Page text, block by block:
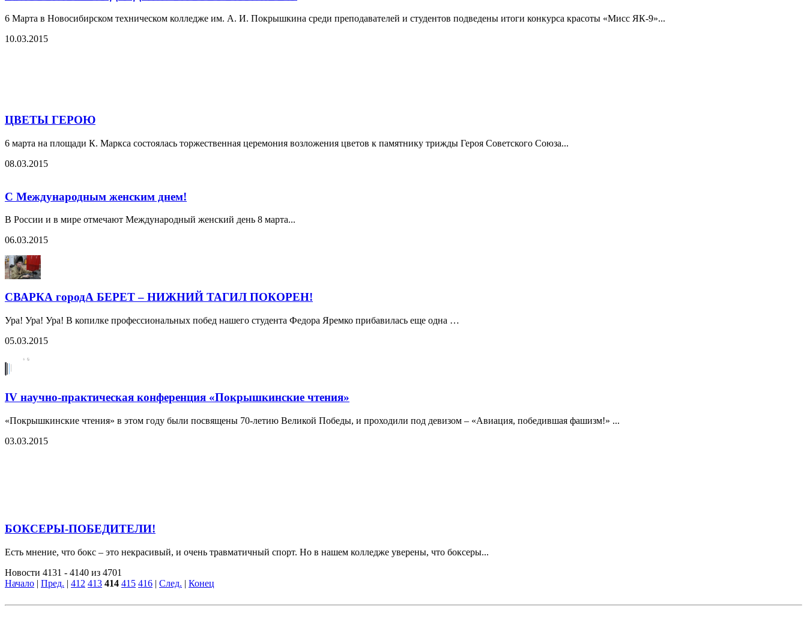
6 Марта в Новосибирском техническом колледже им. А. И. Покрышкина среди преподавателей и студентов подведены итоги конкурса красоты «Мисс ЯК-9»...
10.03.2015
ЦВЕТЫ ГЕРОЮ
6 марта на площади К. Маркса состоялась торжественная церемония возложения цветов к памятнику трижды Героя Советского Союза...
08.03.2015
С Международным женским днем!
В России и в мире отмечают Международный женский день 8 марта...
06.03.2015
СВАРКА городА БЕРЕТ – НИЖНИЙ ТАГИЛ ПОКОРЕН!
Ура! Ура! Ура! В копилке профессиональных побед нашего студента Федора Яремко прибавилась еще одна …
05.03.2015
IV научно-практическая конференция «Покрышкинские чтения»
«Покрышкинские чтения» в этом году были посвящены 70-летию Великой Победы, и проходили под девизом – «Авиация, победившая фашизм!» ...
03.03.2015
БОКСЕРЫ-ПОБЕДИТЕЛИ!
Есть мнение, что бокс – это некрасивый, и очень травматичный спорт. Но в нашем колледже уверены, что боксеры...
Новости 4131 - 4140 из 4701
Начало | Пред. | 412 413 414 415 416 | След. | Конец